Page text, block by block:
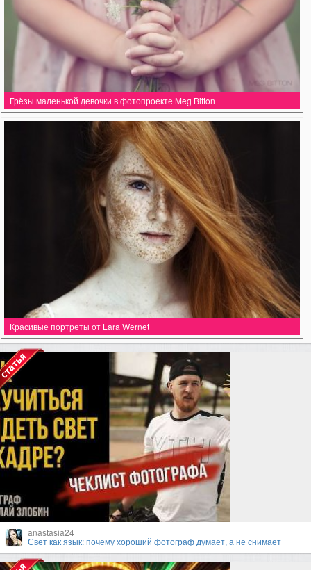
Грёзы маленькой девочки в фотопроекте Meg Bitton
Красивые портреты от Lara Wernet
anastasia24
Свет как язык: почему хороший фотограф думает, а не снимает